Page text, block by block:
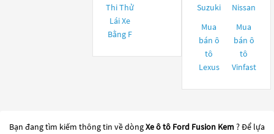
Thi Thử
Lái Xe
Bằng F
Suzuki
Nissan
Mua
bán ô
tô
Lexus
Mua
bán ô
tô
Vinfast
Bạn đang tìm kiếm thông tin về dòngXe ô tô Ford Fusion Kem? Để lựa